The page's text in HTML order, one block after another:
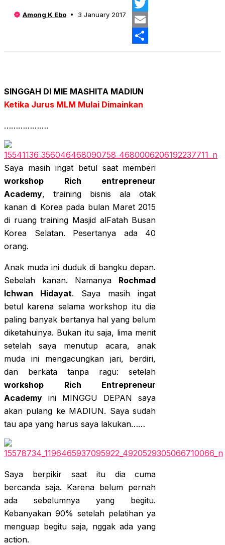
Among K Ebo 3 January 2017
SINGGAH DI MIE MASHITA MADIUN
Ketika Jurus MLM Mulai Dimainkan
……………….
Saya masih ingat betul saat memberi
workshop Rich entrepreneur
Academy, training bisnis ala otak
kanan di Korea pada bulan Maret 2015
di ruang training Masjid alFatah Busan
Korea Selatan. Pesertanya ada 40
orang.
Anak muda ini duduk di bangku depan.
Sebelah kanan. Namanya Rochmad
Ichwan Hidayat. Saya masih ingat
betul karena selama workshop itu dia
paling banyak bertanya hal yang belum
diketahuinya. Bukan itu saja, lima menit
setelah saya menutup acara, anak
muda ini mengacungkan jari, berdiri,
dan berkata tanpa ragu: setelah
workshop Rich Entrepreneur
Academy ini MINGGU DEPAN saya
akan pulang ke MADIUN. Saya sudah
tau apa yang harus saya lakukan……
Saya berpikir saat itu dia cuma
bercanda saja. Karena belum pernah
ada sebelumnya yang begitu.
Kebanyakan 90% setelah pelatihan ya
menguap begitu saja, nggak ada yang
action.